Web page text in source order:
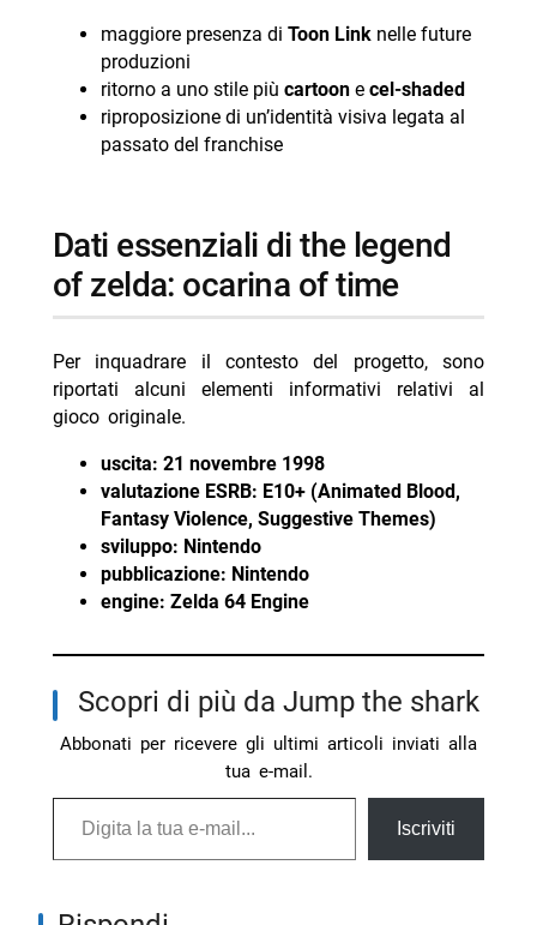
maggiore presenza di Toon Linknelle future
produzioni
ritorno a uno stile più cartoone cel-shaded
riproposizione di un’identità visiva legata al
passato del franchise
dati essenziali di the legend
of zelda: ocarina of time
Per inquadrare il contesto del progetto, sono
riportati alcuni elementi informativi relativi al
gioco originale.
uscita: 21 novembre 1998
valutazione ESRB: E10+ (Animated Blood,
Fantasy Violence, Suggestive Themes)
sviluppo: Nintendo
pubblicazione: Nintendo
engine: Zelda 64 Engine
Scopri di più da Jump the shark
Abbonati per ricevere gli ultimi articoli inviati alla
tua e-mail.
Digita la tua e-mail...
Iscriviti